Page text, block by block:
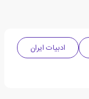
ادبیات ایران